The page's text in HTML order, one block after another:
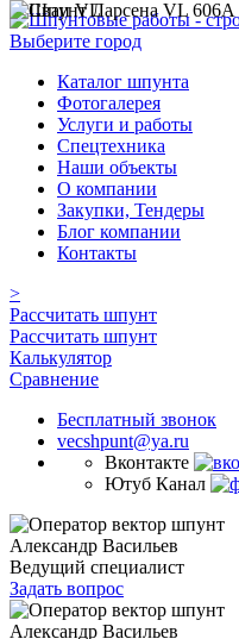
Выберите город
Каталог шпунта
Фотогалерея
Услуги и работы
Спецтехника
Наши объекты
О компании
Закупки, Тендеры
Блог компании
Контакты
>
Рассчитать шпунт
Рассчитать шпунт
Калькулятор
Сравнение
Бесплатный звонок
vecshpunt@ya.ru
Вконтакте
Ютуб Канал
Александр Васильев
Ведущий специалист
Задать вопрос
Александр Васильев